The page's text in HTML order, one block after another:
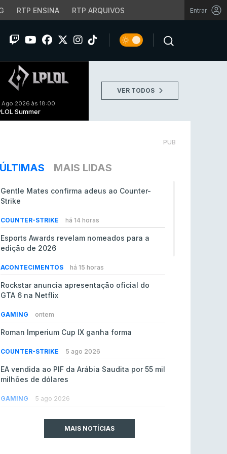
RTP ENSINA RTP ARQUIVOS Entrar
Ago 2026 às 18:00
Summer
VER TODOS
PUB
ÚLTIMAS MAIS LIDAS
Gentle Mates confirma adeus ao Counter-
Strike
COUNTER-STRIKE há 14 horas
Esports Awards revelam nomeados para a
edição de 2026
ACONTECIMENTOS há 15 horas
Rockstar anuncia apresentação oficial do
GTA 6 na Netflix
GAMING ontem
Roman Imperium Cup IX ganha forma
COUNTER-STRIKE 5 ago 2026
EA vendida ao PIF da Arábia Saudita por 55 mil
milhões de dólares
GAMING 5 ago 2026
MAIS NOTÍCIAS